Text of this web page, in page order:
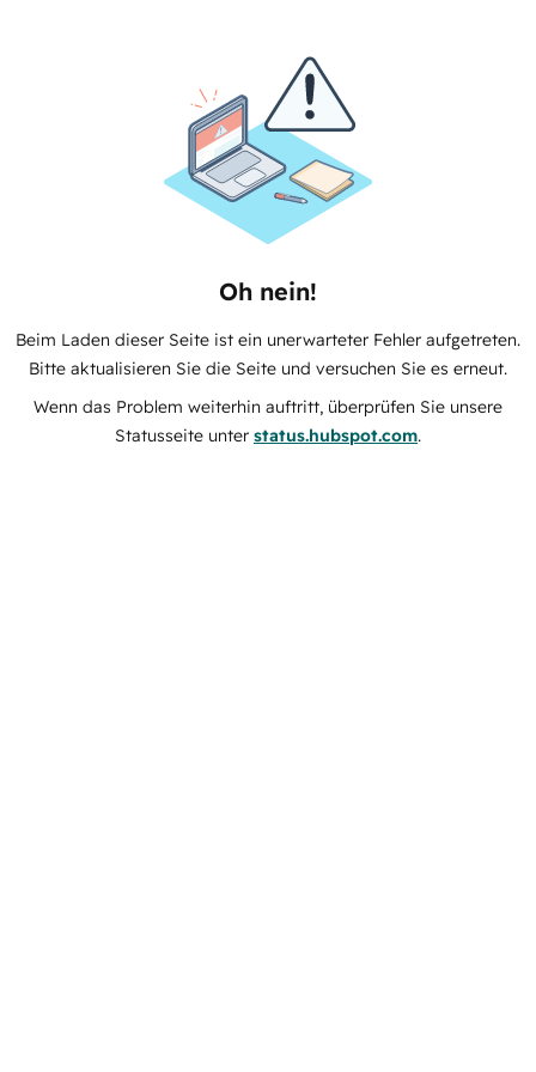
Oh nein!
Beim Laden dieser Seite ist ein unerwarteter Fehler aufgetreten.
Bitte aktualisieren Sie die Seite und versuchen Sie es erneut.
Wenn das Problem weiterhin auftritt, überprüfen Sie unsere
Statusseite unter status.hubspot.com.